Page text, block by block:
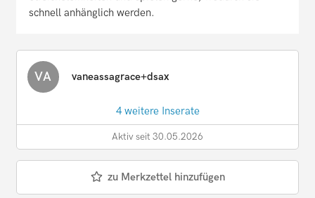
schnell anhänglich werden.
VA vaneassagrace+dsax
4 weitere Inserate
Aktiv seit 30.05.2026
zu Merkzettel hinzufügen